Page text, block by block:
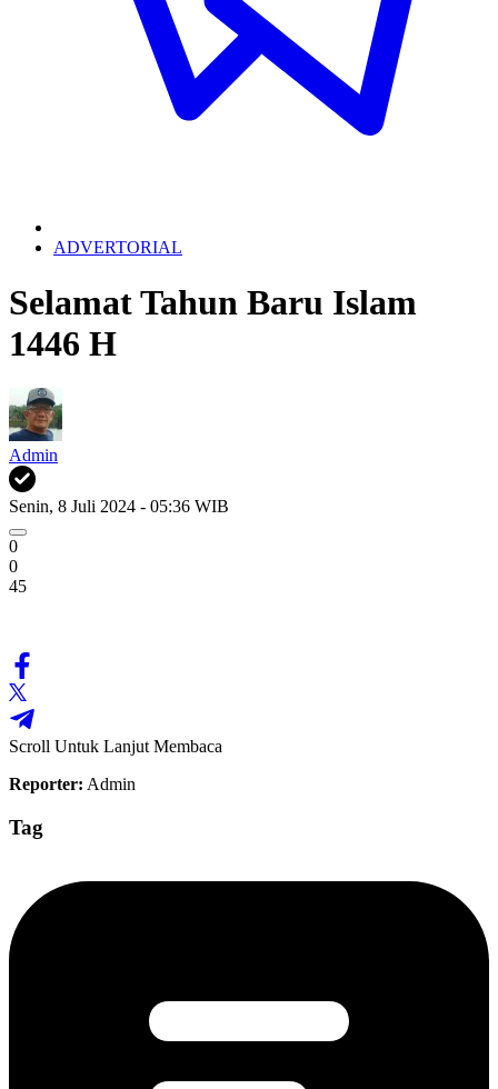
ADVERTORIAL
Selamat Tahun Baru Islam
1446 H
Admin
Senin, 8 Juli 2024 - 05:36 WIB
0
0
45
Scroll Untuk Lanjut Membaca
Reporter: Admin
Tag